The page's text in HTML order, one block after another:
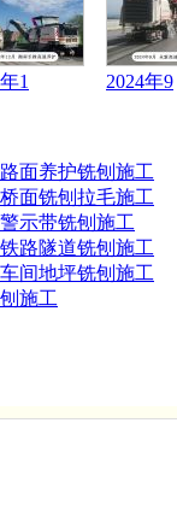
1 2024年9
面养护铣刨施工
面铣刨拉毛施工
示带铣刨施工
路隧道铣刨施工
间地坪铣刨施工
施工